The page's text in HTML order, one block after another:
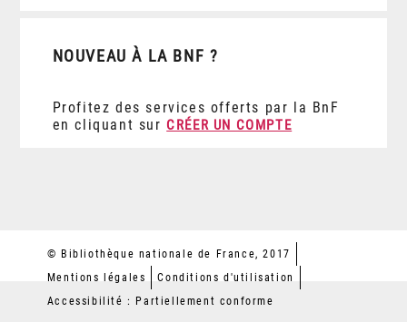
NOUVEAU À LA BNF ?
Profitez des services offerts par la BnF
en cliquant sur CRÉER UN COMPTE
© Bibliothèque nationale de France, 2017
Mentions légales
Conditions d'utilisation
Accessibilité : Partiellement conforme